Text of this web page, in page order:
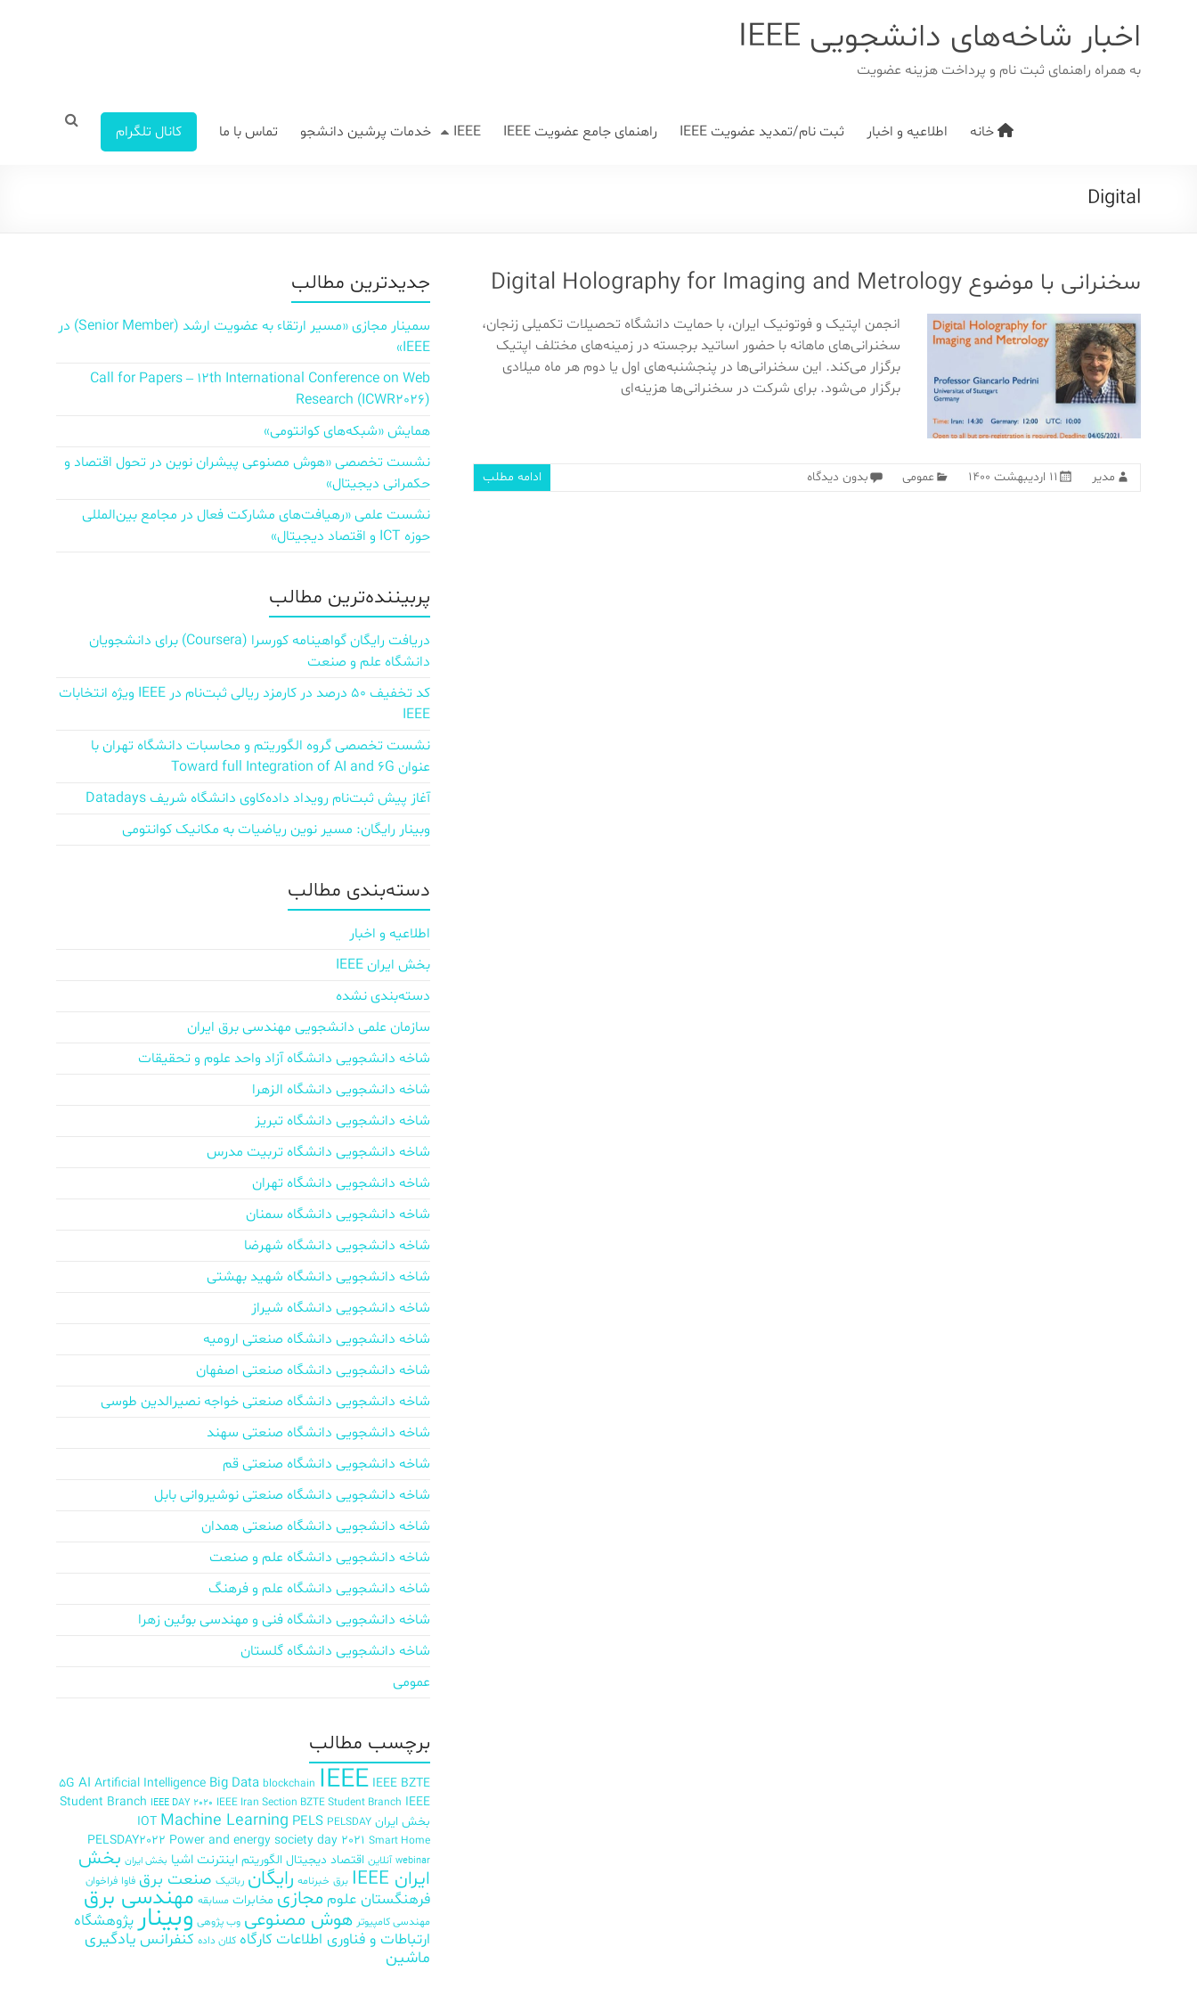
اخبار شاخه‌های دانشجویی IEEE
به همراه راهنمای ثبت نام و پرداخت هزینه عضویت
خانه اطلاعیه و اخبار ثبت نام/تمدید عضویت IEEE راهنمای جامع عضویت IEEE IEEE خدمات پرشین دانشجو تماس با ما کانال تلگرام
Digital
سخنرانی با موضوع Digital Holography for Imaging and Metrology
انجمن اپتیک و فوتونیک ایران، با حمایت دانشگاه تحصیلات تکمیلی زنجان،
سخنرانی‌های ماهانه با حضور اساتید برجسته در زمینه‌های مختلف اپتیک
برگزار می‌کند. این سخنرانی‌ها در پنجشنبه‌های اول یا دوم هر ماه میلادی
برگزار می‌شود. برای شرکت در سخنرانی‌ها هزینه‌ای
مدیر ۱۱ اردیبهشت ۱۴۰۰ عمومی بدون دیدگاه ادامه مطلب
جدیدترین مطالب
سمینار مجازی «مسیر ارتقاء به عضویت ارشد (Senior Member) در
IEEE»
Call for Papers – 12th International Conference on Web
Research (ICWR2026)
همایش «شبکه‌های کوانتومی»
نشست تخصصی «هوش مصنوعی پیشران نوین در تحول اقتصاد و
حکمرانی دیجیتال»
نشست علمی «رهیافت‌های مشارکت فعال در مجامع بین‌المللی
حوزه ICT و اقتصاد دیجیتال»
پربیننده‌ترین مطالب
دریافت رایگان گواهینامه کورسرا (Coursera) برای دانشجویان
دانشگاه علم و صنعت
کد تخفیف ۵۰ درصد در کارمزد ریالی ثبت‌نام در IEEE ویژه انتخابات
IEEE
نشست تخصصی گروه الگوریتم و محاسبات دانشگاه تهران با
عنوان Toward full Integration of AI and 6G
آغاز پیش‌ ثبت‌نام رویداد داده‌کاوی دانشگاه شریف Datadays
وبینار رایگان: مسیر نوین ریاضیات به مکانیک کوانتومی
دسته‌بندی مطالب
اطلاعیه و اخبار
بخش ایران IEEE
دسته‌بندی نشده
سازمان علمی دانشجویی مهندسی برق ایران
شاخه دانشجویی دانشگاه آزاد واحد علوم و تحقیقات
شاخه دانشجویی دانشگاه الزهرا
شاخه دانشجویی دانشگاه تبریز
شاخه دانشجویی دانشگاه تربیت مدرس
شاخه دانشجویی دانشگاه تهران
شاخه دانشجویی دانشگاه سمنان
شاخه دانشجویی دانشگاه شهرضا
شاخه دانشجویی دانشگاه شهید بهشتی
شاخه دانشجویی دانشگاه شیراز
شاخه دانشجویی دانشگاه صنعتی ارومیه
شاخه دانشجویی دانشگاه صنعتی اصفهان
شاخه دانشجویی دانشگاه صنعتی خواجه نصیرالدین طوسی
شاخه دانشجویی دانشگاه صنعتی سهند
شاخه دانشجویی دانشگاه صنعتی قم
شاخه دانشجویی دانشگاه صنعتی نوشیروانی بابل
شاخه دانشجویی دانشگاه صنعتی همدان
شاخه دانشجویی دانشگاه علم و صنعت
شاخه دانشجویی دانشگاه علم و فرهنگ
شاخه دانشجویی دانشگاه فنی و مهندسی بوئین زهرا
شاخه دانشجویی دانشگاه گلستان
عمومی
برچسب‌ مطالب
5G AI Artificial Intelligence Big Data blockchain IEEE IEEE BZTE
Student Branch IEEE DAY 2020 IEEE Iran Section BZTE Student Branch IEEE
بخش ایران
IOT Machine Learning PELS PELSDAY
PELSDAY2022 Power and energy society day 2021 Smart Home
webinar آنلاین اقتصاد دیجیتال الگوریتم اینترنت اشیا بخش ایران بخش
ایران IEEE
برق خبرنامه رایگان رباتیک صنعت برق فاوا فراخوان
فرهنگستان علوم مجازی مخابرات مسابقه مهندسی برق
مهندسی کامپیوتر هوش مصنوعی وب پژوهی وبینارپژوهشگاه
ارتباطات و فناوری اطلاعات کارگاه کلان داده کنفرانس یادگیری
ماشین